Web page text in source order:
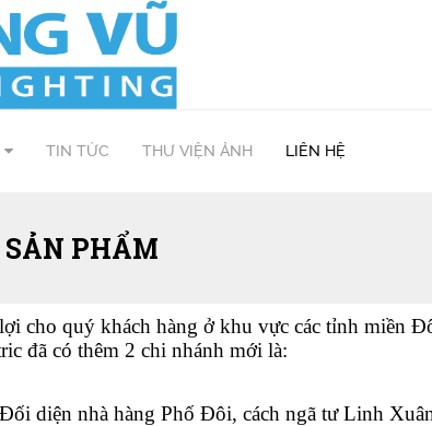
TIN TỨC THƯ VIỆN ẢNH LIÊN HỆ
PHẨM
cho quý khách hàng ở khu vực các tỉnh miền
đã có thêm 2 chi nhánh mới là:
diện nhà hàng Phố Đôi, cách ngã tư Linh